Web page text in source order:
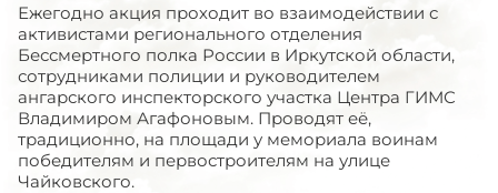
Ежегодно акция проходит во взаимодействии с
активистами регионального отделения
Бессмертного полка России в Иркутской области,
сотрудниками полиции и руководителем
ангарского инспекторского участка Центра ГИМС
Владимиром Агафоновым. Проводят её,
традиционно, на площади у мемориала воинам
победителям и первостроителям на улице
Чайковского.